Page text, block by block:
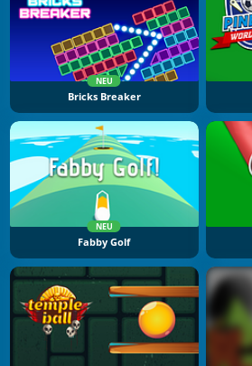
NEU
Bricks Breaker
NEU
Fabby Golf